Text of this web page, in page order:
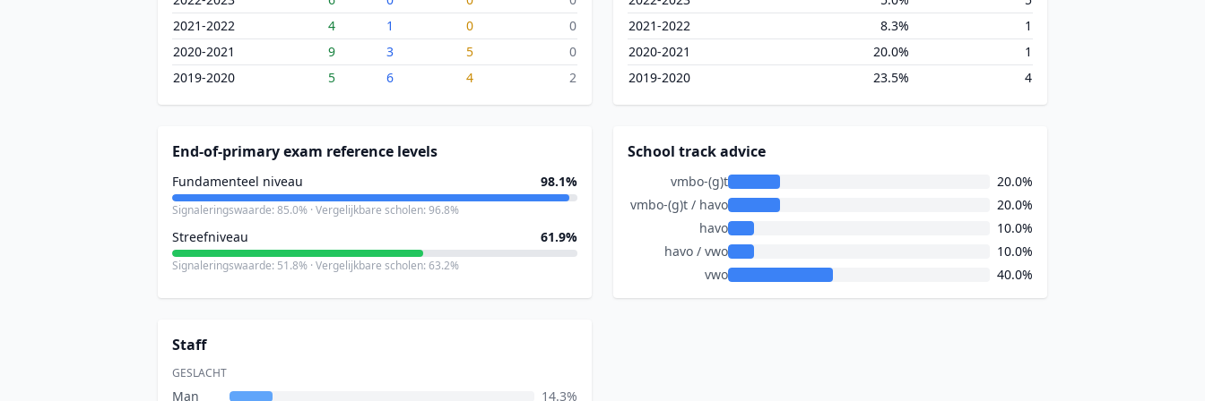
2021-2022
4 1 0
0
2020-2021
9 3 5
0
2019-2020
5 6 4 2
2021-2022
8.3%
1
2020-2021
20.0%
1
2019-2020
23.5% 4
End-of-primary exam reference levels
Fundamenteel niveau 98.1%
Signaleringswaarde: 85.0% · Vergelijkbare scholen: 96.8%
Streefniveau 61.9%
Signaleringswaarde: 51.8% · Vergelijkbare scholen: 63.2%
School track advice
vmbo-(g)t
20.0%
vmbo-(g)t / havo
20.0%
havo
10.0%
havo / vwo
10.0%
vwo
40.0%
Staff
GESLACHT
Man 14.3%